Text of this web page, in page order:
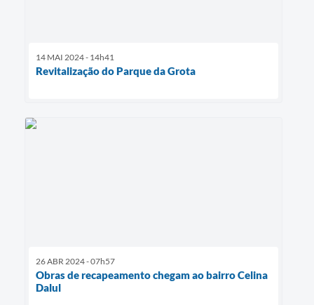
14 MAI 2024 - 14h41
Revitalização do Parque da Grota
26 ABR 2024 - 07h57
Obras de recapeamento chegam ao bairro Celina
Dalul